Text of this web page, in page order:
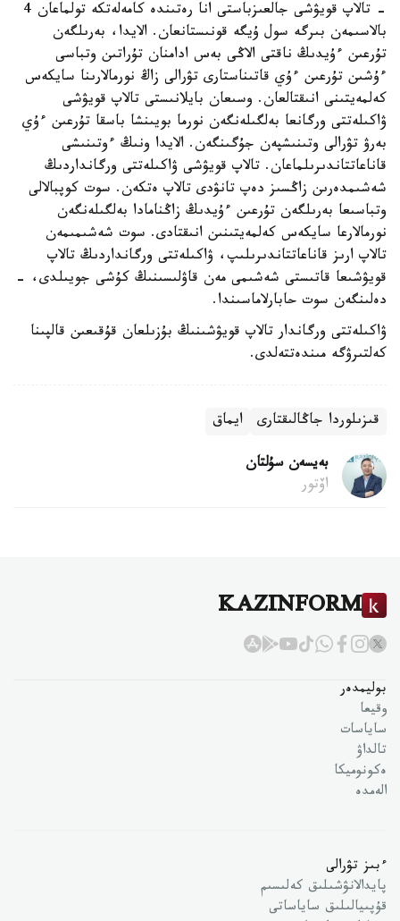
- تالاپ قويۋشى جالعىزباستى انا رەتىندە كامەلەتكە تولماعان 4
بالاسىمەن بىرگە سول ۇيگە قونىستانعان. الايدا، بەرىلگەن
تۇرعىن ءۇيدىڭ ناقتى الاڭى بەس ادامنان تۇراتىن وتباسى
ءۇشىن تۇرعىن ءۇي قاتىناستارى تۋرالى زاڭ نورمالارىنا سايكەس
كەلمەيتىنى انىقتالعان. وسىعان بايلانىستى تالاپ قويۋشى
ۋاكىلەتتى ورگانعا بەلگىلەنگەن نورما بويىنشا باسقا تۇرعىن ءۇي
بەرۋ تۋرالى وتىنىشپەن جۇگىنگەن. الايدا ونىڭ ءوتىنىشى
قاناعاتتاندىرىلماعان. تالاپ قويۋشى ۋاكىلەتتى ورگانداردىڭ
شەشىمدەرىن زاڭسىز دەپ تانۋدى تالاپ ەتكەن. سوت كوپبالالى
وتباسىعا بەرىلگەن تۇرعىن ءۇيدىڭ زاڭنامادا بەلگىلەنگەن
نورمالارعا سايكەس كەلمەيتىنىن انىقتادى. سوت شەشىمىمەن
تالاپ ارىز قاناعاتتاندىرىلىپ، ۋاكىلەتتى ورگانداردىڭ تالاپ
قويۋشىعا قاتىستى شەشىمى مەن قاۋلىسىنىڭ كۇشى جويىلدى، -
دەلىنگەن سوت حابارلاماسىندا.
ۋاكىلەتتى ورگاندار تالاپ قويۋشىنىڭ بۇزىلعان قۇقىعىن قالپىنا
كەلتىرۋگە مىندەتتەلدى.
قىزىلوردا جاڭالىقتارى ايماق
بەيسەن سۇلتان
اۆتور
KAZINFORM
بوليمدەر
وقيعا
ساياسات
تالداۋ
ەكونوميكا
الەمدە
ءبىز تۋرالى
پايدالانۋشىلىق كەلىسىم
قۇپىيالىلىق ساياساتى